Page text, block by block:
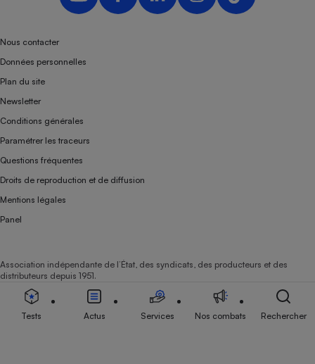
Nous contacter
Données personnelles
Plan du site
Newsletter
Conditions générales
Paramétrer les traceurs
Questions fréquentes
Droits de reproduction et de diffusion
Mentions légales
Panel
Association indépendante de l’État, des syndicats, des producteurs et des
distributeurs depuis 1951.
Tests Actus Services Nos combats Rechercher